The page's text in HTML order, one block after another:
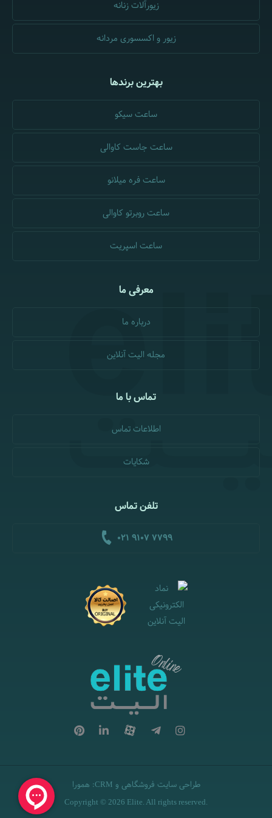
زیورآلات زنانه
زیور و اکسسوری مردانه
بهترین برندها
ساعت سیکو
ساعت جاست کاوالی
ساعت فره میلانو
ساعت روبرتو کاوالی
ساعت اسپریت
معرفی ما
درباره ما
مجله الیت آنلاین
تماس با ما
اطلاعات تماس
شکایات
تلفن تماس
021 9107 7799
طراحی سایت فروشگاهی و CRM
: همورا
Copyright © 2026 Elite. All rights reserved.